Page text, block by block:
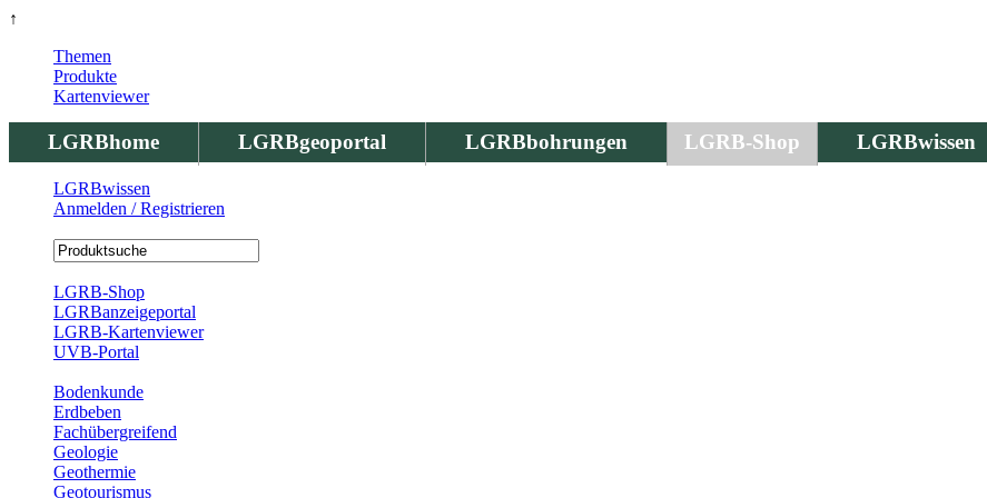
↑
LGRBhome LGRBgeoportal LGRBbohrungen LGRB-Shop LGRBwissen
Themen
Produkte
Kartenviewer
LGRBwissen
Anmelden / Registrieren
LGRB-Shop
LGRBanzeigeportal
LGRB-Kartenviewer
UVB-Portal
Bodenkunde
Erdbeben
Fachübergreifend
Geologie
Geothermie
Geotourismus